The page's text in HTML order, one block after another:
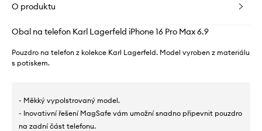
O produktu
Obal na telefon Karl Lagerfeld iPhone 16 Pro Max 6.9
Pouzdro na telefon z kolekce Karl Lagerfeld. Model vyroben z materiálu
s potiskem.
- Měkký vypolstrovaný model.
- Inovativní řešení MagSafe vám umožní snadno připevnit pouzdro
na zadní část telefonu.